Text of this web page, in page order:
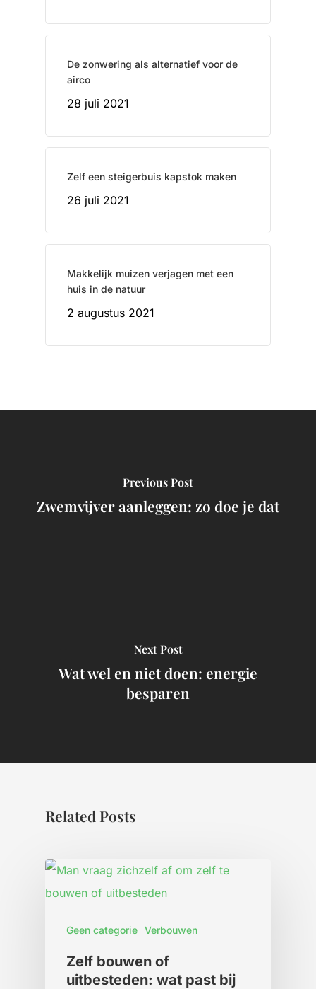
De zonwering als alternatief voor de
airco
28 juli 2021
Zelf een steigerbuis kapstok maken
26 juli 2021
Makkelijk muizen verjagen met een
huis in de natuur
2 augustus 2021
Previous Post
Zwemvijver aanleggen: zo doe je dat
Next Post
Wat wel en niet doen: energie
besparen
Related Posts
Geen categorie Verbouwen
Zelf bouwen of
uitbesteden: wat past bij